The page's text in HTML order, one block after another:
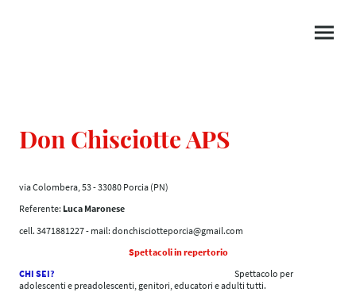
Don Chisciotte APS
via Colombera, 53 - 33080 Porcia (PN)
Referente: Luca Maronese
cell. 3471881227 - mail: donchisciotteporcia@gmail.com
Spettacoli in repertorio
CHI SEI? Spettacolo per
adolescenti e preadolescenti, genitori, educatori e adulti tutti.